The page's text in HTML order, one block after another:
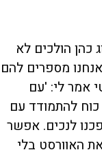
כהן הולכים לא
מספרים להם
אמר לי: 'עם
כוח להתמודד עם
לנכים. אפשר
האוורסט בלי